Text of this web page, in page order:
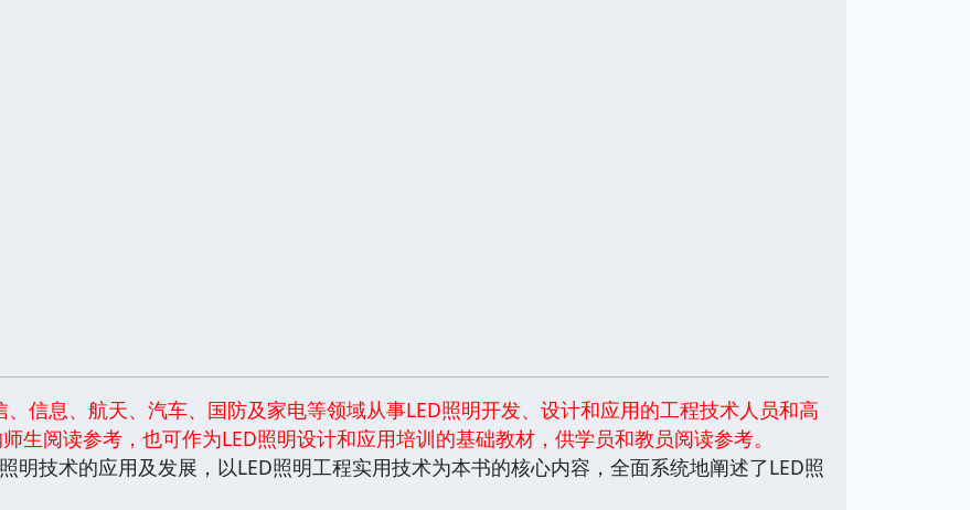
信息、航天、汽车、国防及家电等领域从事LED照明开发、设计和应用的工程技术人员和高
生阅读参考，也可作为LED照明设计和应用培训的基础教材，供学员和教员阅读参考。
技术的应用及发展，以LED照明工程实用技术为本书的核心内容，全面系统地阐述了LED照